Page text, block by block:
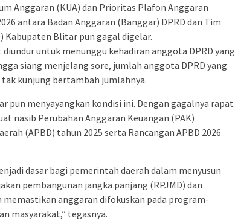
Anggaran (KUA) dan Prioritas Plafon Anggaran
antara Badan Anggaran (Banggar) DPRD dan Tim
Kabupaten Blitar pun gagal digelar.
untuk menunggu kehadiran anggota DPRD yang
siang menjelang sore, jumlah anggota DPRD yang
kunjung bertambah jumlahnya.
pun menyayangkan kondisi ini. Dengan gagalnya rapat
nasib Perubahan Anggaran Keuangan (PAK)
(APBD) tahun 2025 serta Rancangan APBD 2026
dasar bagi pemerintah daerah dalam menyusun
pembangunan jangka panjang (RPJMD) dan
anggaran difokuskan pada program-
masyarakat,” tegasnya.